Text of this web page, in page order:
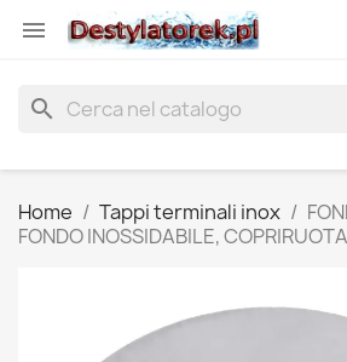

search
Home Tappi terminali inox
FONDO INOSSIDABILE,